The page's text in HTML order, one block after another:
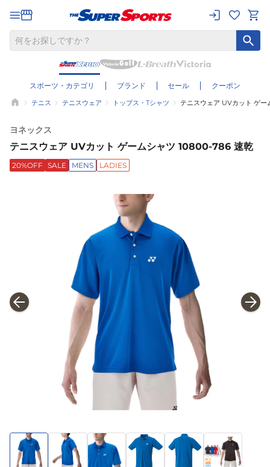
スポーツ・カテゴリ ブランド セール クーポン
テニス テニスウェア トップス・Tシャツ テニスウェア UVカット ゲ
ヨネックス
テニスウェア UVカット ゲームシャツ 10800-786 速乾
20%OFF SALE MENS LADIES